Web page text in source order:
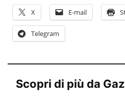
X E-mail
Telegram
Scopri di più da